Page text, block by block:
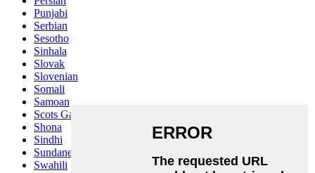
Punjabi
Serbian
Sesotho
Sinhala
Slovak
Slovenian
Somali
Samoan
Scots Gaelic
Shona
Sindhi
Sundanese
Swahili